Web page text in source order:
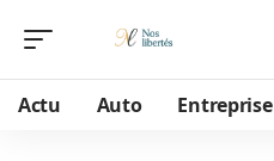
Actu Auto Entreprise